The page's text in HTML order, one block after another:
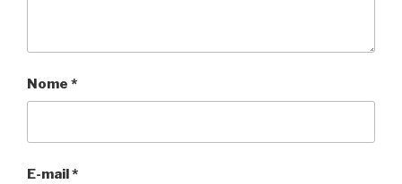
Nome *
E-mail*